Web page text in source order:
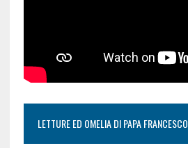
LETTURE ED OMELIA DI PAPA FRANCESCO